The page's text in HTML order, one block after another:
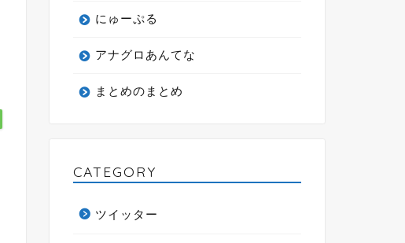
にゅーぷる
アナグロあんてな
まとめのまとめ
CATEGORY
ツイッター